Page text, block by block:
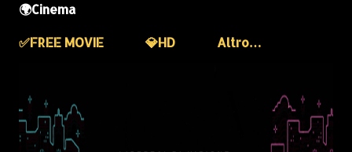
🌍Cinema
✅️FREE MOVIE
💎HD Altro…